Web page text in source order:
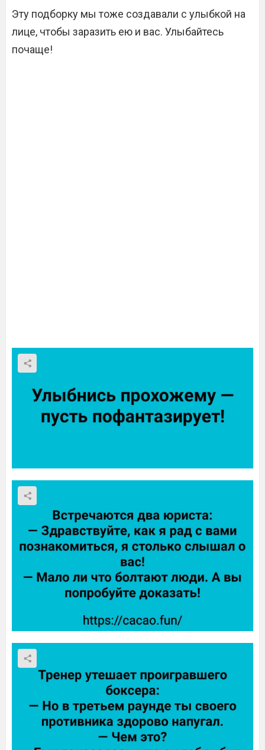
Эту подборку мы тоже создавали с улыбкой на
лице, чтобы заразить ею и вас. Улыбайтесь
почаще!